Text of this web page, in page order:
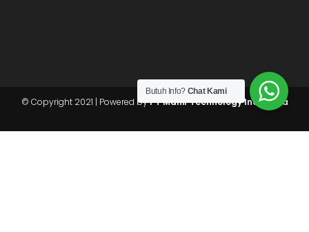
© Copyright 2021 | Powered byPT Mahir Technology Indonesia
Butuh Info? Chat Kami